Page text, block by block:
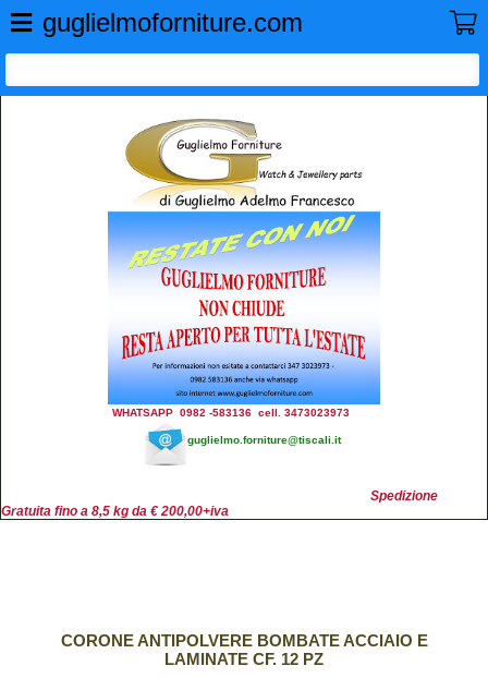
guglielmoforniture.com
GUGLIELMO FORNITURE
WHATSAPP 0982 -583136 cell. 3473023973
guglielmo.forniture@tiscali.it
Spedizione
Gratuita fino a 8,5 kg da € 200,00+iva
CORONE ANTIPOLVERE BOMBATE ACCIAIO E
LAMINATE CF. 12 PZ